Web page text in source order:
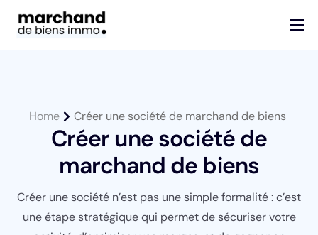
Services
Guides
Contact
Home Créer une société de marchand de biens
Créer une société de
marchand de biens
Créer une société n’est pas une simple formalité : c’est
une étape stratégique qui permet de sécuriser votre